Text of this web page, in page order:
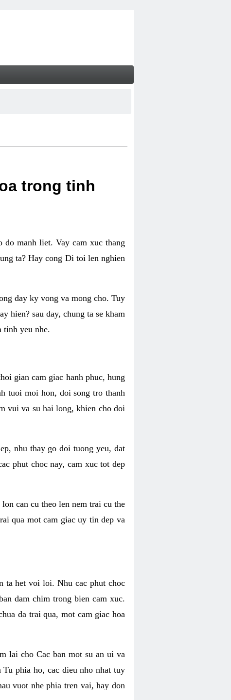
trong tinh
do manh liet. Vay cam xuc thang
ta? Hay cong Di toi len nghien
day ky vong va mong cho. Tuy
hien? sau day, chung ta se kham
tinh yeu nhe.
gian cam giac hanh phuc, hung
tuoi moi hon, doi song tro thanh
vui va su hai long, khien cho doi
nhu thay go doi tuong yeu, dat
phut choc nay, cam xuc tot dep
can cu theo len nem trai cu the
qua mot cam giac uy tin dep va
ta het voi loi. Nhu cac phut choc
dam chim trong bien cam xuc.
da trai qua, mot cam giac hoa
lai cho Cac ban mot su an ui va
Tu phia ho, cac dieu nho nhat tuy
vuot nhe phia tren vai, hay don